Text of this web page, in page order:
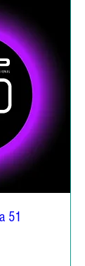
51